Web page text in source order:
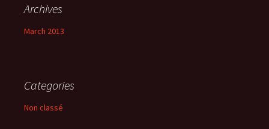
Archives
March 2013
Categories
Non classé